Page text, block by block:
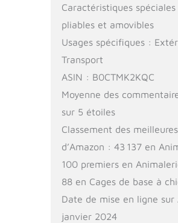
Caractéristiques
pliables et amovibles
Usages spécifiques :
Transport
ASIN : B0CTMK2KQC
Moyenne des
sur 5 étoiles
Classement des
d’Amazon : 43 137 en
100 premiers en
88 en Cages de base à
Date de mise en ligne sur
janvier 2024